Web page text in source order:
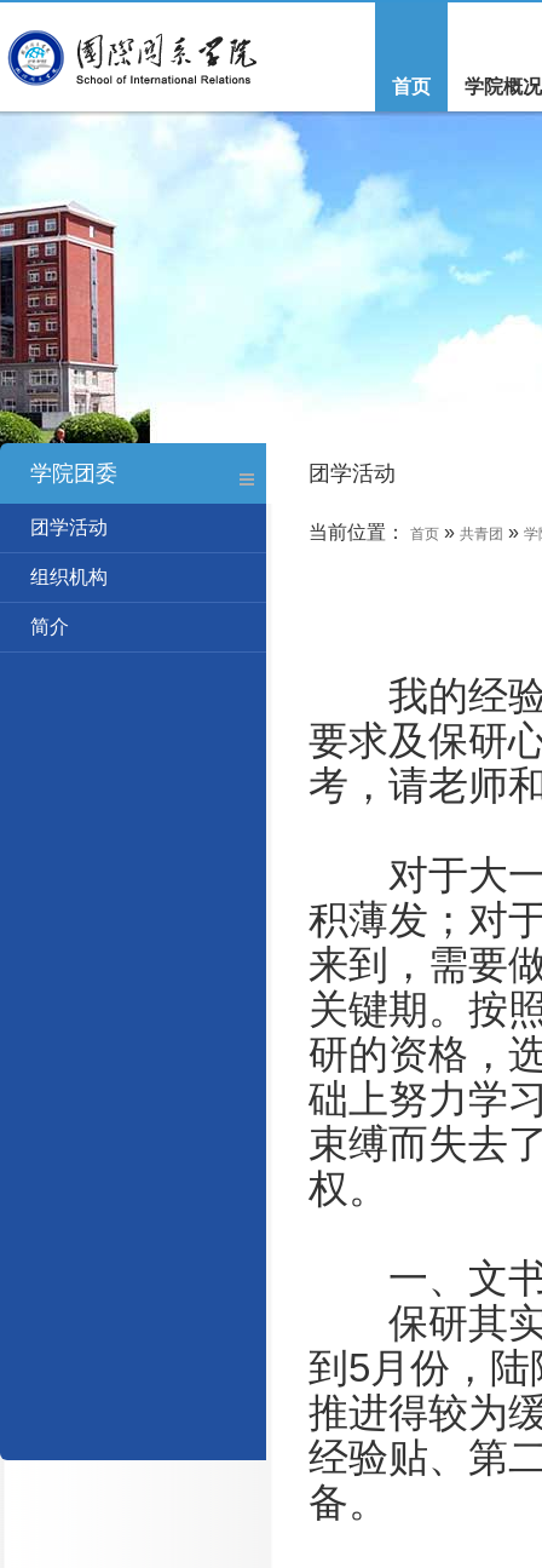
首页 学院概况
学院团委 团学活动
团学活动
组织机构
简介
当前位置： 首页 » 共青团 » 学
我的经验
要求及保研
考，请老师
对于大一
积薄发；对
来到，需要
关键期。按
研的资格，
础上努力学
束缚而失去
权。
一、文书
保研其实
到5月份，
推进得较为
经验贴、第
备。